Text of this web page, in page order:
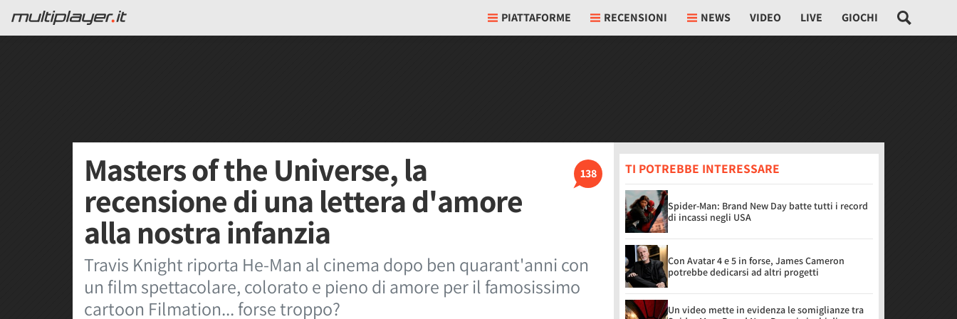
PIATTAFORME RECENSIONI NEWS VIDEO LIVE GIOCHI
138
Masters of the Universe, la
recensione di una lettera d'amore
alla nostra infanzia
Travis Knight riporta He-Man al cinema dopo ben quarant'anni con
un film spettacolare, colorato e pieno di amore per il famosissimo
cartoon Filmation... forse troppo?
TI POTREBBE INTERESSARE
Spider-Man: Brand New Day batte tutti i record
di incassi negli USA
Con Avatar 4 e 5 in forse, James Cameron
potrebbe dedicarsi ad altri progetti
Un video mette in evidenza le somiglianze tra